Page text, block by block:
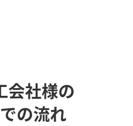
会社様の
の流れ